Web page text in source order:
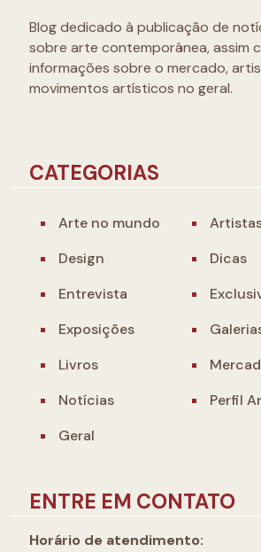
Blog dedicado à publicação de
sobre arte contemporânea, assim
informações sobre o mercado,
movimentos artísticos no geral.
CATEGORIAS
Arte no mundo
Design
Dicas
Entrevista
Exposições
Livros
Notícias
Perfil
Geral
ENTRE EM CONTATO
Horário de atendimento: